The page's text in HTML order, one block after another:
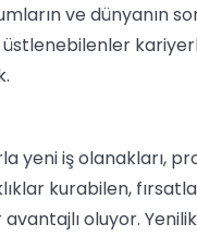
ve dünyanın
üstlenebilenler
yeni iş olanakları,
kurabilen,
oluyor.